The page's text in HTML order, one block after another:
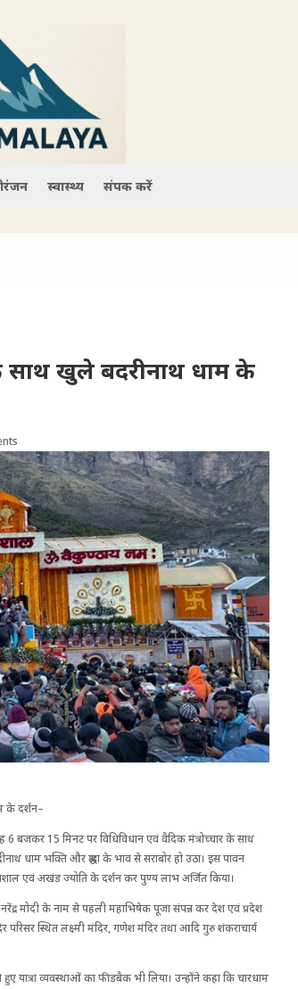
स्वास्थ्य संपर्क करें
साथ खुले बदरीनाथ धाम के
के दर्शन–
बजकर 15 मिनट पर विधिविधान एवं वैदिक मंत्रोच्चार के साथ
धाम भक्ति और श्रद्धा के भाव से सराबोर हो उठा। इस पावन
एवं अखंड ज्योति के दर्शन कर पुण्य लाभ अर्जित किया।
मोदी के नाम से पहली महाभिषेक पूजा संपन्न कर देश एवं प्रदेश
स्थित लक्ष्मी मंदिर, गणेश मंदिर तथा आदि गुरु शंकराचार्य
यात्रा व्यवस्थाओं का फीडबैक भी लिया। उन्होंने कहा कि चारधाम